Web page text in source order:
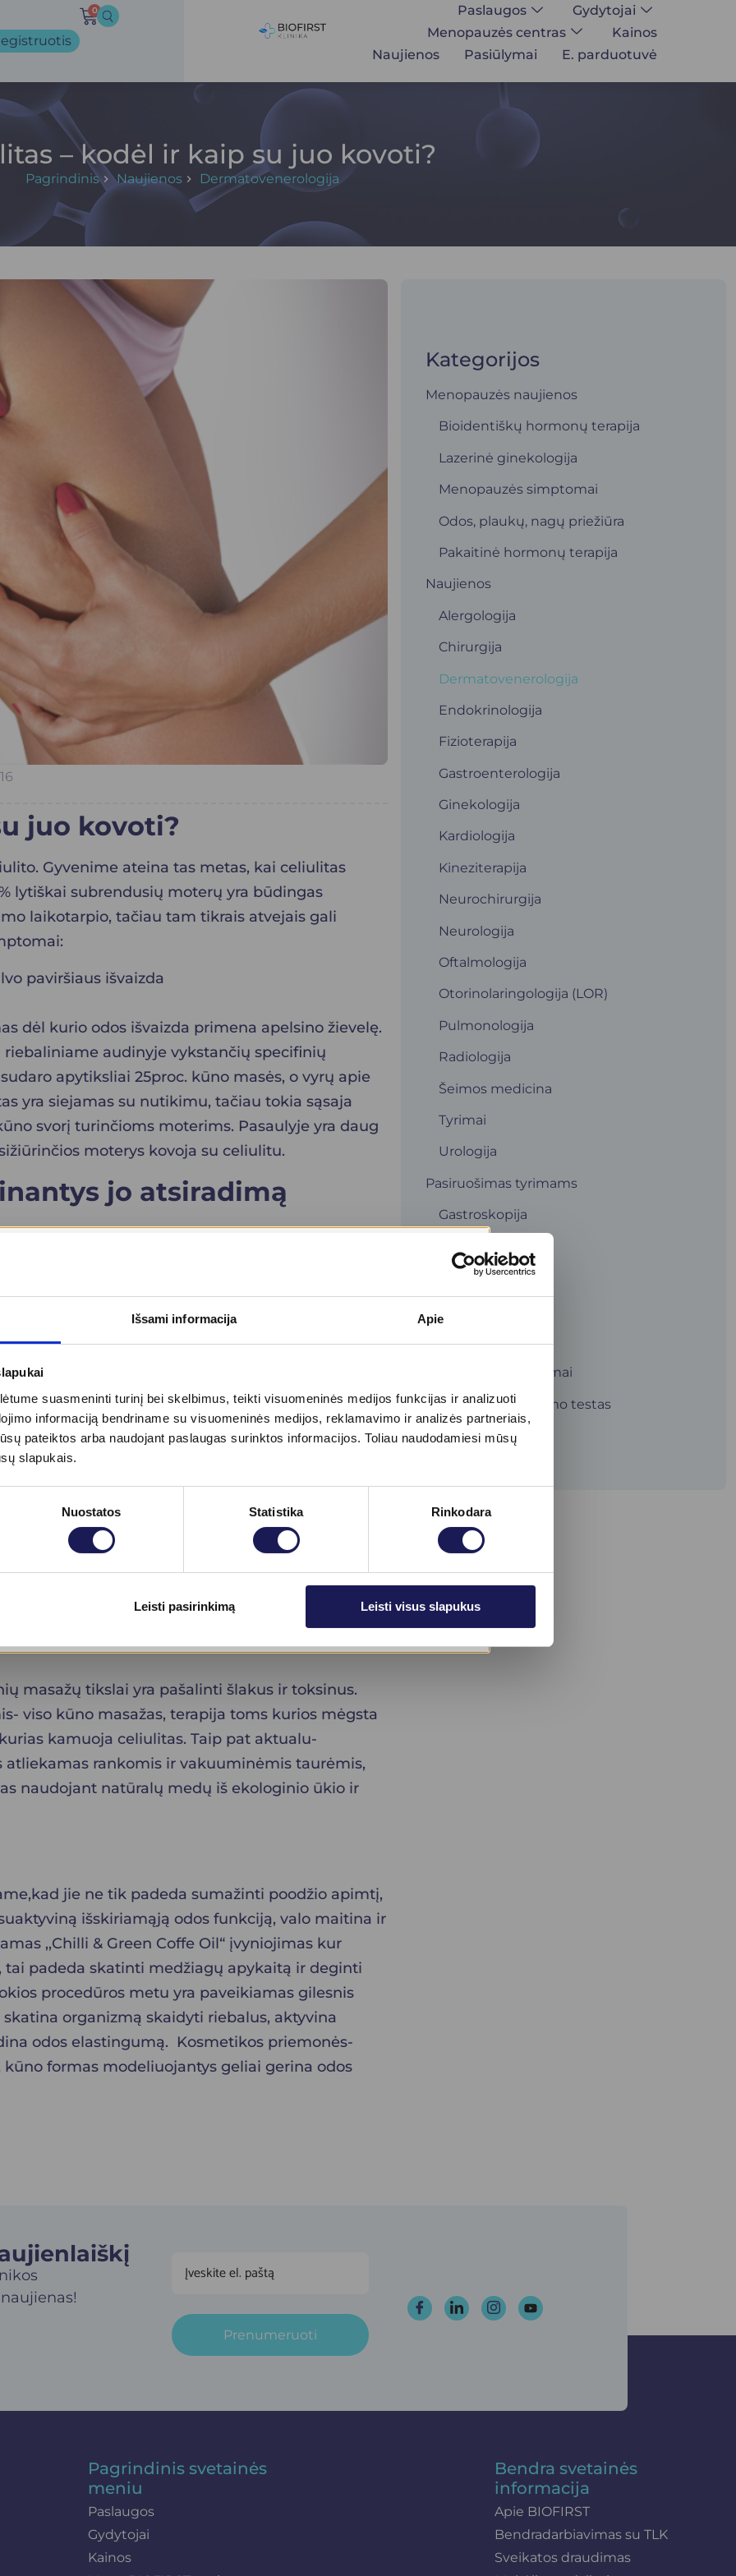
Išsami informacija Apie
suasmeninti turinį bei skelbimus, teikti visuomeninės medijos funkcijas ir analizuoti
informaciją bendriname su visuomeninės medijos, reklamavimo ir analizės partneriais,
pateiktos arba naudojant paslaugas surinktos informacijos. Toliau naudodamiesi mūsų
slapukais.
Nuostatos Statistika Rinkodara
Leisti pasirinkimą Leisti visus slapukus
0 Paslaugos
Gydytojai
Menopauzės centras
Kainos
Naujienos
Pasiūlymai E. parduotuvė
– kodėl ir kaip su juo kovoti?
Pagrindinis Naujienos Dermatovenerologija
juo kovoti?
Gyvenime ateina tas metas, kai celiulitas
lytiškai subrendusių moterų yra būdingas
laikotarpio, tačiau tam tikrais atvejais gali
paviršiaus išvaizda
dėl kurio odos išvaizda primena apelsino žievelę.
audinyje vykstančių specifinių
apytiksliai 25proc. kūno masės, o vyrų apie
yra siejamas su nutikimu, tačiau tokia sąsaja
svorį turinčioms moterims. Pasaulyje yra daug
moterys kovoja su celiulitu.
jo atsiradimą
Estrogenų veikimas gali inicijuoti, bloginti ir
riebalų kaupimąsi. Genetika taip pat turi
polinkis apsprendžia ankstesnę ar vėlesnę
vietą. Gyvensenos būdas taip pat turi
riebalų ir angliavandenių vartojimu. Rūkymas
ir mažina audinių aprūpinimą deguonimi,
lipogenezę. Nesibaigiantis fizinis ir emocinis
Skydliaukės veiklos pokyčiai taip pat gali
prarasta, celiulito progresavimą ir estetinę
Norint sistemingai kovoti su celiulitu
faktorius ir išplauti susikaupusius
ir gydomieji vandenys gali padėti išsivalyti
savijautai ir celiulito problemų išvengimui.
masažų tikslai yra pašalinti šlakus ir toksinus.
viso kūno masažas, terapija toms kurios mėgsta
kamuoja celiulitas. Taip pat aktualu-
rankomis ir vakuuminėmis taurėmis,
naudojant natūralų medų iš ekologinio ūkio ir
jie ne tik padeda sumažinti poodžio apimtį,
išskiriamąją odos funkciją, valo maitina ir
,,Chilli & Green Coffe Oil“ įvyniojimas kur
padeda skatinti medžiagų apykaitą ir deginti
procedūros metu yra paveikiamas gilesnis
organizmą skaidyti riebalus, aktyvina
odos elastingumą. Kosmetikos priemonės-
formas modeliuojantys geliai gerina odos
Kategorijos
Menopauzės naujienos
Bioidentiškų hormonų terapija
Lazerinė ginekologija
Menopauzės simptomai
Odos, plaukų, nagų priežiūra
Pakaitinė hormonų terapija
Naujienos
Alergologija
Chirurgija
Dermatovenerologija
Endokrinologija
Fizioterapija
Gastroenterologija
Ginekologija
Kardiologija
Kineziterapija
Neurochirurgija
Neurologija
Oftalmologija
Otorinolaringologija (LOR)
Pulmonologija
Radiologija
Šeimos medicina
Tyrimai
Urologija
Pasiruošimas tyrimams
Gastroskopija
Kraujo tyrimai
Šlapimo tyrimai
Ultragarsiniai tyrimai
Ureazės kvėpavimo testas
Renginiai
Prenumeruoti
Pagrindinis svetainės
meniu
Paslaugos
Gydytojai
Kainos
Bendra svetainės
informacija
Apie BIOFIRST
Bendradarbiavimas su TLK
Sveikatos draudimas